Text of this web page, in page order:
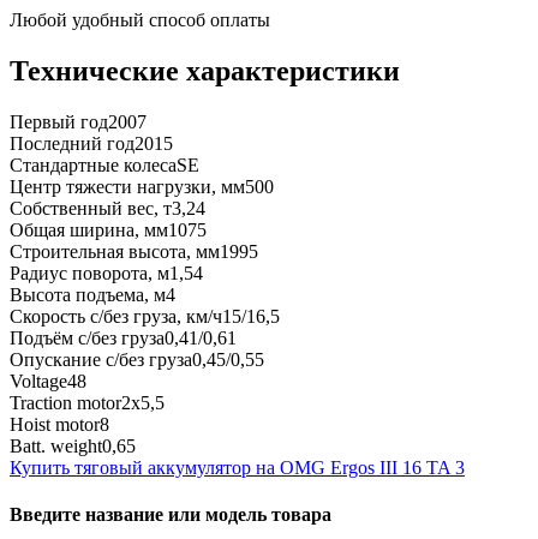
Любой удобный способ оплаты
Технические характеристики
Первый год2007
Последний год2015
Стандартные колесаSE
Центр тяжести нагрузки, мм500
Собственный вес, т3,24
Общая ширина, мм1075
Строительная высота, мм1995
Радиус поворота, м1,54
Высота подъема, м4
Скорость с/без груза, км/ч15/16,5
Подъём с/без груза0,41/0,61
Опускание с/без груза0,45/0,55
Voltage48
Traction motor2x5,5
Hoist motor8
Batt. weight0,65
Купить тяговый аккумулятор на OMG Ergos III 16 TA 3
Введите название или модель товара